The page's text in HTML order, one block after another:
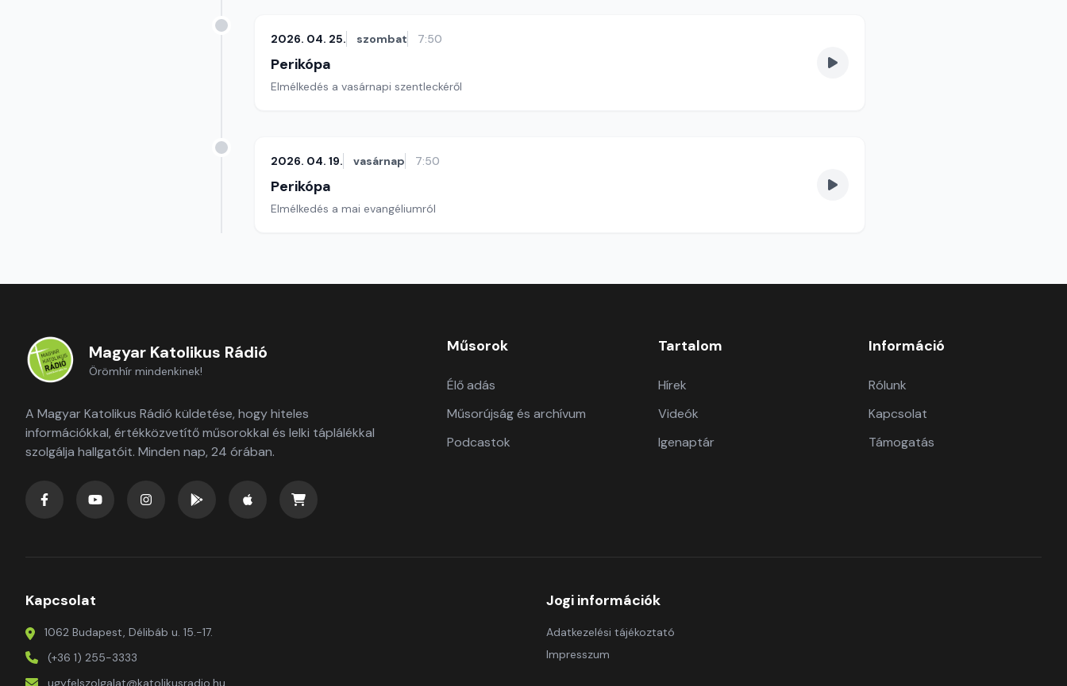
2026. 04. 25. szombat 7:50
Perikópa
Elmélkedés a vasárnapi szentleckéről
2026. 04. 19. vasárnap 7:50
Perikópa
Elmélkedés a mai evangéliumról
Magyar Katolikus Rádió
Örömhír mindenkinek!
A Magyar Katolikus Rádió küldetése, hogy hiteles
információkkal, értékközvetítő műsorokkal és lelki táplálékkal
szolgálja hallgatóit. Minden nap, 24 órában.
Műsorok
Élő adás
Műsorújság és archívum
Podcastok
Tartalom
Hírek
Videók
Igenaptár
Információ
Rólunk
Kapcsolat
Támogatás
Kapcsolat
1062 Budapest, Délibáb u. 15.-17.
(+36 1) 255-3333
ugyfelszolgalat@katolikusradio.hu
Jogi információk
Adatkezelési tájékoztató
Impresszum